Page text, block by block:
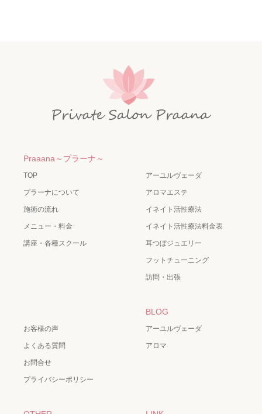
Praaana～プラーナ～
TOP
プラーナについて
施術の流れ
メニュー・料金
講座・各種スクール
アーユルヴェーダ
アロマエステ
イネイト活性療法
イネイト活性療法料金表
耳つぼジュエリー
フットチューニング
訪問・出張
お客様の声
よくある質問
お問合せ
プライバシーポリシー
BLOG
アーユルヴェーダ
アロマ